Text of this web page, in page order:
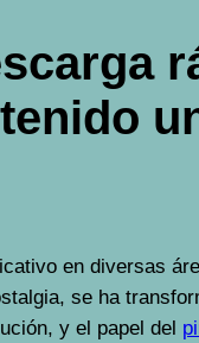
en diversas
se ha
y el papel del